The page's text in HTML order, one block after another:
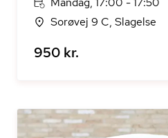
Sorøvej 9 C, Slagelse
950 kr.